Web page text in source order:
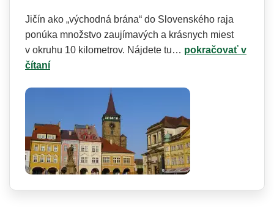
Jičín ako „východná brána“ do Slovenského raja
ponúka množstvo zaujímavých a krásnych miest
v okruhu 10 kilometrov. Nájdete tu… pokračovať v
čítaní